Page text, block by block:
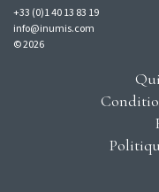
+33 (0)1 40 13 83 19
info@inumis.com
© 2026